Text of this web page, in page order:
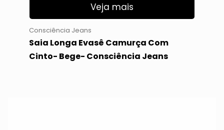
Veja mais
Consciência Jeans
Saia Longa Evasê Camurça Com
Cinto- Bege- Consciência Jeans